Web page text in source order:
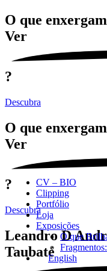
CV – BIO
Clipping
Portfólio
Loja
Exposições
O que
English
O que
Ver
?
Descubra
O que
Ver
?
Descubra
Leandro D
Taubaté